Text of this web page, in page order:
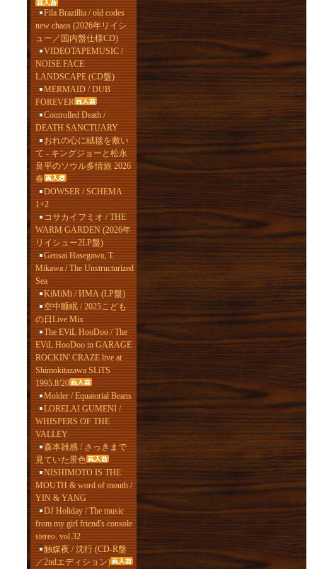
Fila Brazillia / old codes
new chaos (2026年リイシ
ュー／国内盤仕様CD)
VIDEOTAPEMUSIC /
NOISE FACE
LANDSCAPE (CD盤)
MERMAID / DUB
FOREVER
Controlled Death /
DEATH SANCTUARY
おれの心に絨毯を敷い
て - キングジョーと松永
良平のソウル多情旅 2026
春
DOWSER / SCHEMA
1+2
コサカイフミオ / THE
WARM GARDEN (2026年
リイシュー2LP盤)
Gensai Hasegawa, T.
Mikawa / The Unstructurized
Sea
KiMiMi / ИМА (LP盤)
空中睡眠 / 2025こども
の日Live Mix
The EViL HooDoo / The
EViL HooDoo in GARAGE
ROCKIN' CRAZE live at
Shimokitazawa SLiTS
1995.8/20
Molder / Equatorial Beans
LORELAI GUMENI /
WHISPERS OF THE
VALLEY
森本雑感 / さっきまで
見ていた景色
NISHIMOTO IS THE
MOUTH & word of mouth /
YIN & YANG
DJ Holiday / The music
from my girl friend's console
stereo. vol.32
触媒夜 / 沈行 (CD-R盤
／2ndエディション)